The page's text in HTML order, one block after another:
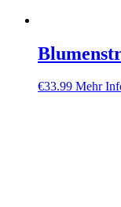
€33.99 Mehr